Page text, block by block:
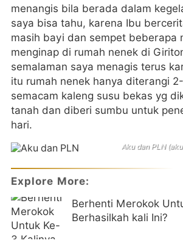
menangis bila berada dalam
saya bisa tahu, karena Ibu
masih bayi dan sempet beberapa
menginap di rumah nenek di
semalaman saya menagis terus
itu rumah nenek hanya diterangi
semacam kaleng susu bekas yg
tanah dan diberi sumbu untuk
hari.
Aku dan PLN
Explore More:
Berhenti Merokok
Berhasilkah kali Ini?